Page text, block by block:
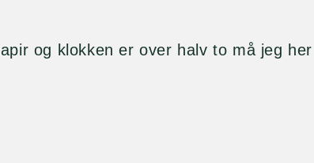
og klokken er over halv to må jeg her